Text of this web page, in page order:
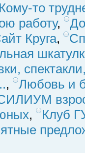
Кому-то
работу,
Круга,
,
Любовь и
,
Клуб